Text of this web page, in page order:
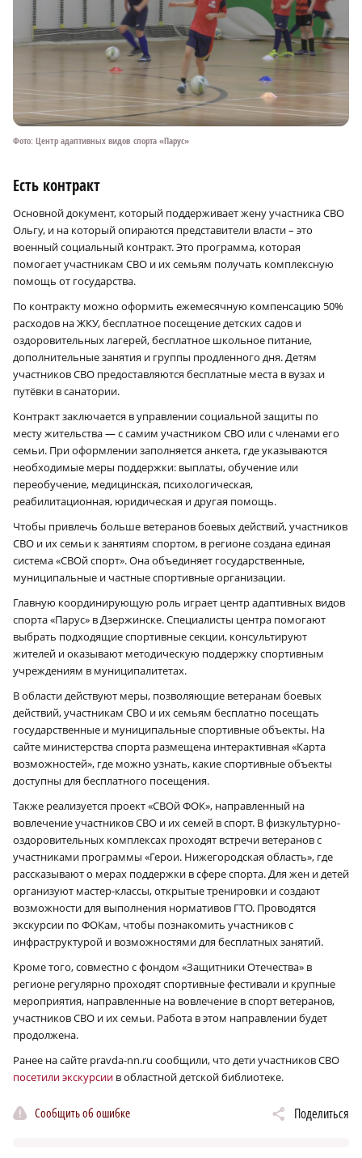
Фото: Центр адаптивных видов спорта «Парус»
Есть контракт
Основной документ, который поддерживает жену участника СВО
Ольгу, и на который опираются представители власти – это
военный социальный контракт. Это программа, которая
помогает участникам СВО и их семьям получать комплексную
помощь от государства.
По контракту можно оформить ежемесячную компенсацию 50%
расходов на ЖКУ, бесплатное посещение детских садов и
оздоровительных лагерей, бесплатное школьное питание,
дополнительные занятия и группы продленного дня. Детям
участников СВО предоставляются бесплатные места в вузах и
путёвки в санатории.
Контракт заключается в управлении социальной защиты по
месту жительства — с самим участником СВО или с членами его
семьи. При оформлении заполняется анкета, где указываются
необходимые меры поддержки: выплаты, обучение или
переобучение, медицинская, психологическая,
реабилитационная, юридическая и другая помощь.
Чтобы привлечь больше ветеранов боевых действий, участников
СВО и их семьи к занятиям спортом, в регионе создана единая
система «СВОй спорт». Она объединяет государственные,
муниципальные и частные спортивные организации.
Главную координирующую роль играет центр адаптивных видов
спорта «Парус» в Дзержинске. Специалисты центра помогают
выбрать подходящие спортивные секции, консультируют
жителей и оказывают методическую поддержку спортивным
учреждениям в муниципалитетах.
В области действуют меры, позволяющие ветеранам боевых
действий, участникам СВО и их семьям бесплатно посещать
государственные и муниципальные спортивные объекты. На
сайте министерства спорта размещена интерактивная «Карта
возможностей», где можно узнать, какие спортивные объекты
доступны для бесплатного посещения.
Также реализуется проект «СВОй ФОК», направленный на
вовлечение участников СВО и их семей в спорт. В физкультурно-
оздоровительных комплексах проходят встречи ветеранов с
участниками программы «Герои. Нижегородская область», где
рассказывают о мерах поддержки в сфере спорта. Для жен и детей
организуют мастер-классы, открытые тренировки и создают
возможности для выполнения нормативов ГТО. Проводятся
экскурсии по ФОКам, чтобы познакомить участников с
инфраструктурой и возможностями для бесплатных занятий.
Кроме того, совместно с фондом «Защитники Отечества» в
регионе регулярно проходят спортивные фестивали и крупные
мероприятия, направленные на вовлечение в спорт ветеранов,
участников СВО и их семьи. Работа в этом направлении будет
продолжена.
Ранее на сайте pravda-nn.ru сообщили, что дети участников СВО
посетили экскурсии в областной детской библиотеке.
Сообщить об ошибке Поделиться